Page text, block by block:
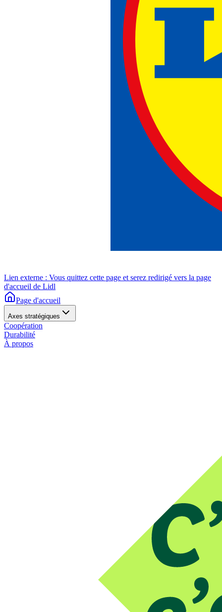
Lien externe : Vous quittez cette page et serez redirigé vers la page
d'accueil de Lidl
Page d'accueil
Axes stratégiques
Coopération
Durabilité
À propos